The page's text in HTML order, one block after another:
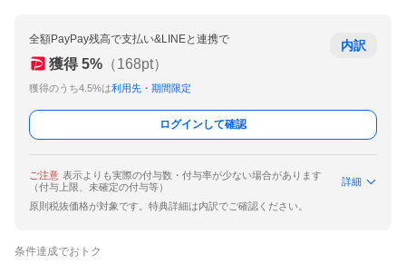
全額PayPay残高で支払い&LINEと連携で
獲得 5% （168pt）
獲得のうち4.5%は利用先・期間限定
内訳
ログインして確認
ご注意 表示よりも実際の付与数・付与率が少ない場合があります
（付与上限、未確定の付与等）
詳細
原則税抜価格が対象です。特典詳細は内訳でご確認ください。
条件達成でおトク